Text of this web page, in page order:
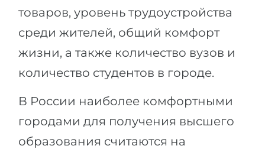
товаров, уровень трудоустройства
среди жителей, общий комфорт
жизни, а также количество вузов и
количество студентов в городе.
В России наиболее комфортными
городами для получения высшего
образования считаются на